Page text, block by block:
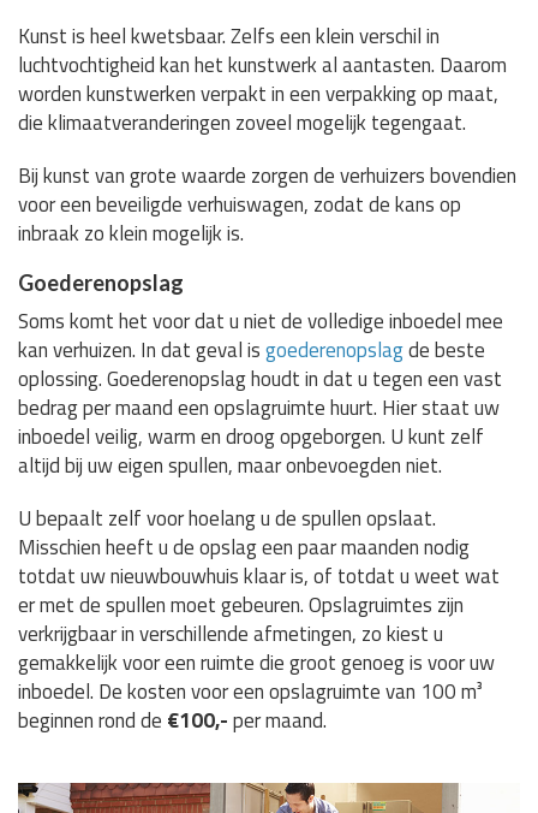
Kunst is heel kwetsbaar. Zelfs een klein verschil in
luchtvochtigheid kan het kunstwerk al aantasten. Daarom
worden kunstwerken verpakt in een verpakking op maat,
die klimaatveranderingen zoveel mogelijk tegengaat.
Bij kunst van grote waarde zorgen de verhuizers bovendien
voor een beveiligde verhuiswagen, zodat de kans op
inbraak zo klein mogelijk is.
Goederenopslag
Soms komt het voor dat u niet de volledige inboedel mee
kan verhuizen. In dat geval isgoederenopslagde beste
oplossing. Goederenopslag houdt in dat u tegen een vast
bedrag per maand een opslagruimte huurt. Hier staat uw
inboedel veilig, warm en droog opgeborgen. U kunt zelf
altijd bij uw eigen spullen, maar onbevoegden niet.
U bepaalt zelf voor hoelang u de spullen opslaat.
Misschien heeft u de opslag een paar maanden nodig
totdat uw nieuwbouwhuis klaar is, of totdat u weet wat
er met de spullen moet gebeuren. Opslagruimtes zijn
verkrijgbaar in verschillende afmetingen, zo kiest u
gemakkelijk voor een ruimte die groot genoeg is voor uw
inboedel. De kosten voor een opslagruimte van 100 m³
beginnen rond de €100,-per maand.